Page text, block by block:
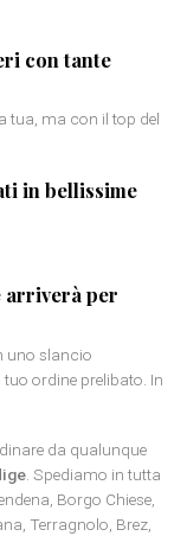
con tante
tua, ma con il top del
in bellissime
arriverà per
uno slancio
tuo ordine prelibato. In
da qualunque
. Spediamo in tutta
Borgo Chiese,
Terragnolo, Brez,